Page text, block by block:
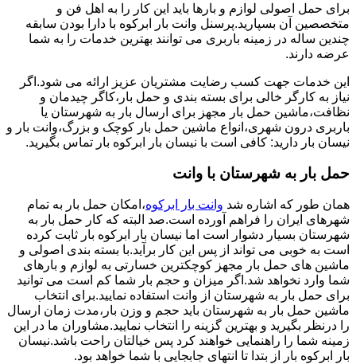
برای حمل اصولی لوازم و بارها باید این کار را به اهل فن و
متخصصین آن بسپارید.پرسنل وانت بار ابرکوه با دارا بودن سابقه
چندین ساله در زمینه باربری می توانند بهترین خدمات را به شما
عرضه دارند.
این خدمات جهت کسب رضایت مشتریان عزیز ارائه می شود.اگر
نیاز به کارگر خالی برای بسته بندی و حمل بار،کاگر چیدمان و
نظافت،ماشین حمل بار مجهز برای ارسال بار به شهرستان یا
باربری درون شهری،انواع ماشین حمل بار کوچک و بزرگ،وانت بار و
نیسان بار دارید: کافی است با نیسان بار ابرکوه بار تماس بگیرید.
حمل بار به شهرستان با وانت
همان طور که اشاره شد وانت بار ابرکوه،امکان حمل بار به تمام
شهرهای ایران را فراهم آورده است.صد البته که کار حمل بار به
شهرستان بسیار دشوار است اما نیسان بار ابرکوه بار ثابت کرده
است به خوبی می تواند از پس این کار برآید.با بسته بندی اصولی و
ماشین های حمل بار مجهز کوچکترین خسارتی به لوازم و بارهای
شما وارد نخواهد شد.اگر میزان و حجم بار شما کم است می توانید
برای حمل بار به شهرستان از وانت استفاده نمایید.برای انتخاب
ماشین حمل بار به شهرستان باید حجم و وزن بار،مدت زمان ارسال
را درنظر بگیرید و بهترین گزینه را انتخاب نمایید.مشاوران ما در این
زمینه شما را راهنمایی خواهند کرد پس خیالتان راحت باشد.نیسان
بار ابرکوه بار از بتدا تا انتهای جابجایی با شما خواهد بود.